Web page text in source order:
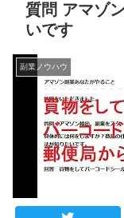
質問 アマゾ
いです
副業ノウハウ